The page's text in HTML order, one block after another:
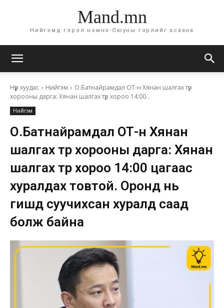
Mand.mn
Нийгэмд гэрэл нэмнэ-Оюуны гэрлийг асаана
Нүүр хуудас Нийгэм
О.Батнайрамдал ОТ-н Хянан шалгах түр
хорооны дарга: Хянан шалгах түр хороо 14:00...
Нийгэм
О.Батнайрамдал ОТ-н Хянан
шалгах түр хорооны дарга: Хянан
шалгах түр хороо 14:00 цагаас
хуралдах товтой. Оронд нь
гишүүд суучихсан хуралд саад
болж байна